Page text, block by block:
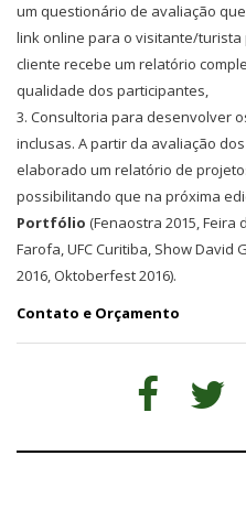
um questionário de avaliação
link online para o visitante/turista
cliente recebe um relatório
qualidade dos participantes,
Consultoria para desenvolver
inclusas. A partir da avaliação
elaborado um relatório de
possibilitando que na próxima
Portfólio (Fenaostra 2015, Feira
Farofa, UFC Curitiba, Show David
2016, Oktoberfest 2016).
Contato e Orçamento